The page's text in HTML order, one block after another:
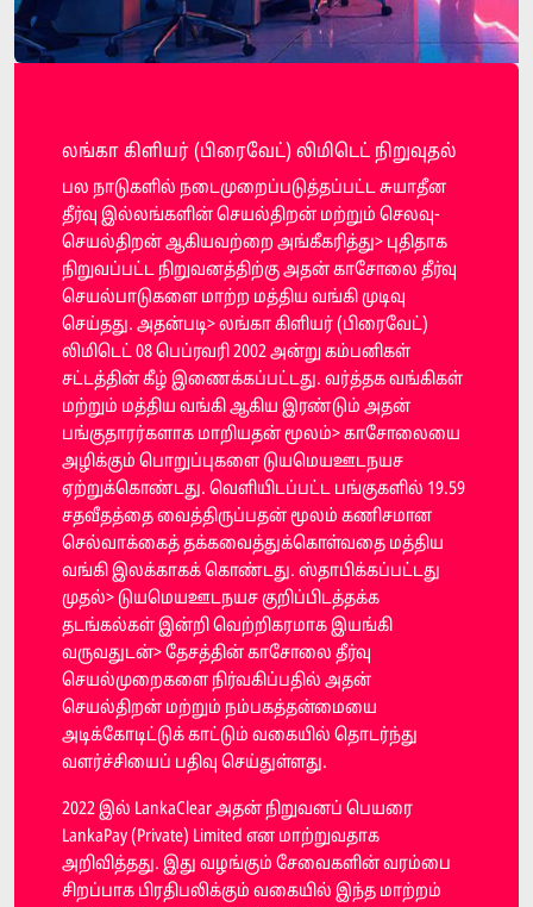
லங்கா கிளியர் (பிரைவேட்) லிமிடெட் நிறுவுதல்
பல நாடுகளில் நடைமுறைப்படுத்தப்பட்ட சுயாதீன
தீர்வு இல்லங்களின் செயல்திறன் மற்றும் செலவு-
செயல்திறன் ஆகியவற்றை அங்கீகரித்து> புதிதாக
நிறுவப்பட்ட நிறுவனத்திற்கு அதன் காசோலை தீர்வு
செயல்பாடுகளை மாற்ற மத்திய வங்கி முடிவு
செய்தது. அதன்படி> லங்கா கிளியர் (பிரைவேட்)
லிமிடெட் 08 பெப்ரவரி 2002 அன்று கம்பனிகள்
சட்டத்தின் கீழ் இணைக்கப்பட்டது. வர்த்தக வங்கிகள்
மற்றும் மத்திய வங்கி ஆகிய இரண்டும் அதன்
பங்குதாரர்களாக மாறியதன் மூலம்> காசோலையை
அழிக்கும் பொறுப்புகளை டுயமெயஊடநயச
ஏற்றுக்கொண்டது. வெளியிடப்பட்ட பங்குகளில் 19.59
சதவீதத்தை வைத்திருப்பதன் மூலம் கணிசமான
செல்வாக்கைத் தக்கவைத்துக்கொள்வதை மத்திய
வங்கி இலக்காகக் கொண்டது. ஸ்தாபிக்கப்பட்டது
முதல்> டுயமெயஊடநயச குறிப்பிடத்தக்க
தடங்கல்கள் இன்றி வெற்றிகரமாக இயங்கி
வருவதுடன்> தேசத்தின் காசோலை தீர்வு
செயல்முறைகளை நிர்வகிப்பதில் அதன்
செயல்திறன் மற்றும் நம்பகத்தன்மையை
அடிக்கோடிட்டுக் காட்டும் வகையில் தொடர்ந்து
வளர்ச்சியைப் பதிவு செய்துள்ளது.
2022 இல் LankaClear அதன் நிறுவனப் பெயரை
LankaPay (Private) Limited என மாற்றுவதாக
அறிவித்தது. இது வழங்கும் சேவைகளின் வரம்பை
சிறப்பாக பிரதிபலிக்கும் வகையில் இந்த மாற்றம்